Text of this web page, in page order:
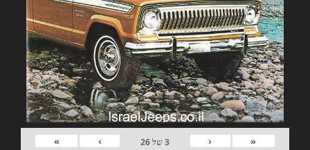
«
‹
3של26
›
»